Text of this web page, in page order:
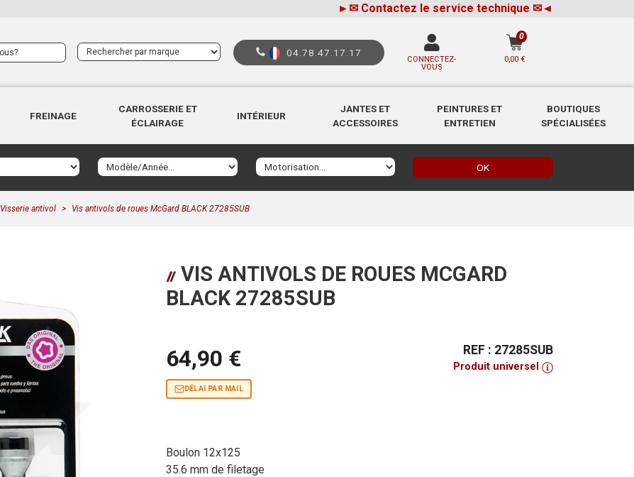
► ✉ Contactez le service technique ✉◄
04.78.47.17.17
CONNECTEZ-
VOUS
0,00 €
0
FREINAGE
CARROSSERIE ET
ÉCLAIRAGE
INTÉRIEUR
JANTES ET
ACCESSOIRES
PEINTURES ET
ENTRETIEN
BOUTIQUES
SPÉCIALISÉES
OK
Visserie antivol Vis antivols de roues McGard BLACK 27285SUB
VIS ANTIVOLS DE ROUES MCGARD
BLACK 27285SUB
64,90 €
DÉLAI PAR MAIL
REF : 27285SUB
Produit universel
Boulon 12x125
35.6 mm de filetage